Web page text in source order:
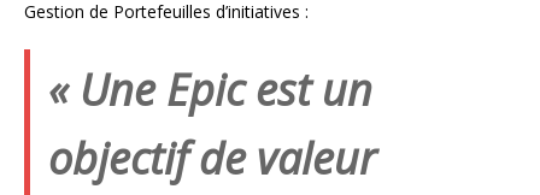
Gestion de Portefeuilles d’initiatives :
« Une Epic est un
objectif de valeur